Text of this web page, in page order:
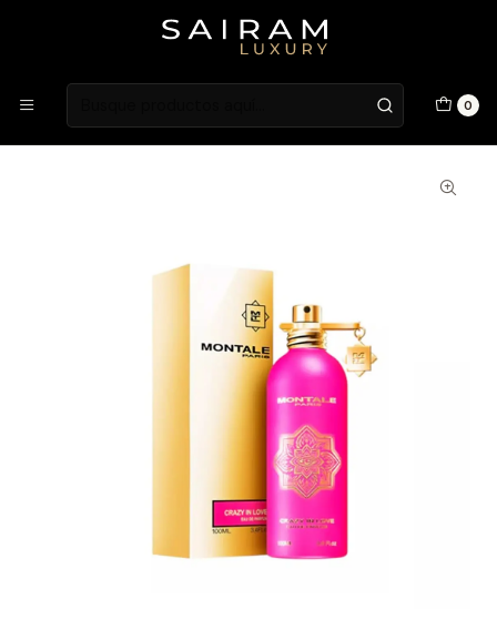
0
Atención en Guardia Vieja 202, Local 1
Inicio Fragancias Fragancias Unisex
PERFUME MONTALE CRAZY IN LOVE UNISEX EDP 100 ML